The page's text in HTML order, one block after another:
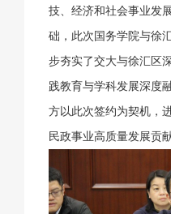
技、经济和社会事业发
础，此次国务学院与徐
步夯实了交大与徐汇区
践教育与学科发展深度
方以此次签约为契机，
民政事业高质量发展贡